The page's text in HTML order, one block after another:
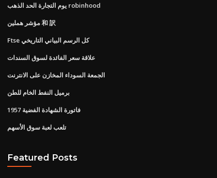
يوم التجارة الحد الذهب robinhood
مؤشر هملين 和 訳
Ftse كل الرسم البياني التاريخي
علاقة سعر الفائدة لسوق السندات
الجمعة السوداء المخازن على الانترنت
برميل النفط الخام للطن
فاتورة الشهادة الفضية 1957
تلعب لعبة سوق الأسهم
Featured Posts